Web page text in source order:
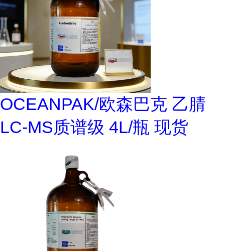
OCEANPAK/欧森巴克 乙腈
LC-MS质谱级 4L/瓶 现货